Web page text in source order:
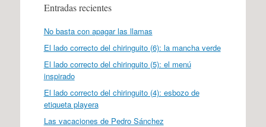
Entradas recientes
No basta con apagar las llamas
El lado correcto del chiringuito (6): la mancha verde
El lado correcto del chiringuito (5): el menú
inspirado
El lado correcto del chiringuito (4): esbozo de
etiqueta playera
Las vacaciones de Pedro Sánchez